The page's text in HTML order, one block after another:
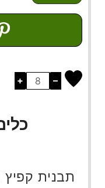
–
+
תבנית קפיץ 20-21 משומנת היטב